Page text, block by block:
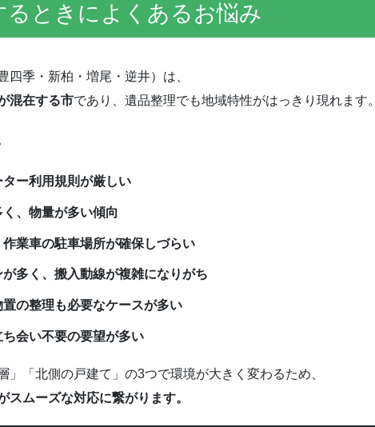
ときによくあるお悩み
季・新柏・増尾・逆井）は、
混在する市であり、遺品整理でも地域特性がはっきり現れます。
ー利用規則が厳しい
、物量が多い傾向
業車の駐車場所が確保しづらい
多く、搬入動線が複雑になりがち
の整理も必要なケースが多い
会い不要の要望が多い
「北側の戸建て」の3つで環境が大きく変わるため、
ムーズな対応に繋がります。